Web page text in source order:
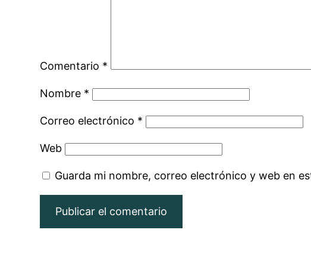
Comentario *
Nombre *
Correo electrónico *
Web
Guarda mi nombre, correo electrónico y web en